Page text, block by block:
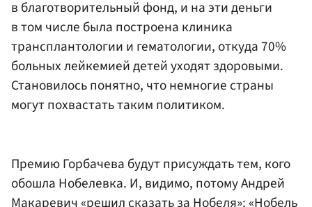
в благотворительный фонд, и на эти деньги
в том числе была построена клиника
трансплантологии и гематологии, откуда 70%
больных лейкемией детей уходят здоровыми.
Становилось понятно, что немногие страны
могут похвастать таким политиком.
Премию Горбачева будут присуждать тем, кого
обошла Нобелевка. И, видимо, потому Андрей
Макаревич «решил сказать за Нобеля»: «Нобель